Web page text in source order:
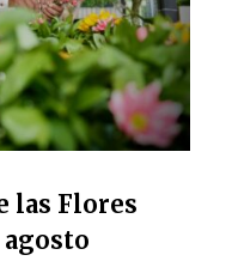
las Flores